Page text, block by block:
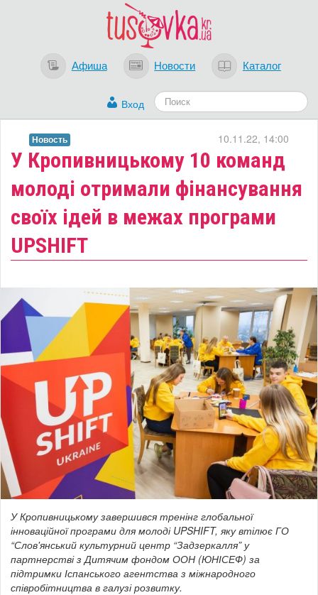
Афиша Новости Каталог
Вход
​У Кропивницькому 10 команд
молоді отримали фінансування
своїх ідей в межах програми
UPSHIFT
10.11.22, 14:00
Новость
У Кропивницькому завершився тренінг глобальної
інноваційної програми для молоді UPSHIFT, яку втілює ГО
“Слов'янський культурний центр “Задзеркалля” у
партнерстві з Дитячим фондом ООН (ЮНІСЕФ) за
підтримки Іспанського агентства з міжнародного
співробітництва в галузі розвитку.